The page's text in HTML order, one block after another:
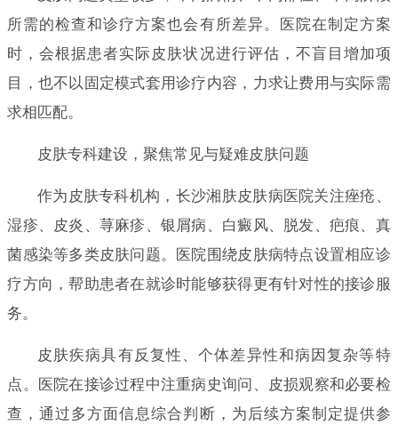
所需的检查和诊疗方案也会有所差异。医院在制定方案
时，会根据患者实际皮肤状况进行评估，不盲目增加项
目，也不以固定模式套用诊疗内容，力求让费用与实际需
求相匹配。
皮肤专科建设，聚焦常见与疑难皮肤问题
作为皮肤专科机构，长沙湘肤皮肤病医院关注痤疮、
湿疹、皮炎、荨麻疹、银屑病、白癜风、脱发、疤痕、真
菌感染等多类皮肤问题。医院围绕皮肤病特点设置相应诊
疗方向，帮助患者在就诊时能够获得更有针对性的接诊服
务。
皮肤疾病具有反复性、个体差异性和病因复杂等特
点。医院在接诊过程中注重病史询问、皮损观察和必要检
查，通过多方面信息综合判断，为后续方案制定提供参